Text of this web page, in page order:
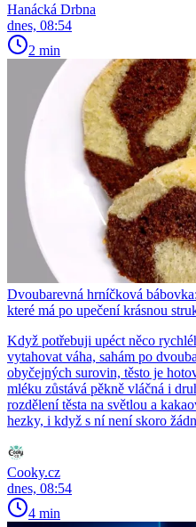
Hanácká Drbna
dnes, 08:54
2 min
Dvoubarevná hrníčková
které má po upečení krásnou
Když potřebuji upéct něco
vytahovat váha, sahám po
obyčejných surovin, těsto je
mléku zůstává pěkně vláčná i
rozdělení těsta na světlou a
hezky, i když s ní není skoro
Cooky.cz
dnes, 08:54
4 min